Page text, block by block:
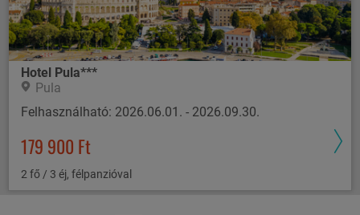
Hotel Pula***
Pula
Felhasználható: 2026.06.01. - 2026.09.30.
179 900 Ft
2 fő / 3 éj, félpanzióval